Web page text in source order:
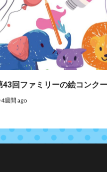
43回ファミリーの絵コンク
4週間 ago